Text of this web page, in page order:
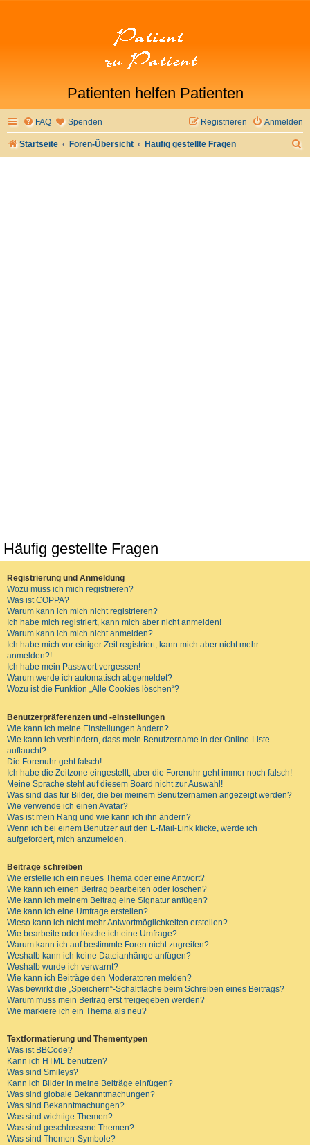
Patienten helfen Patienten
FAQ Spenden Anmelden
Registrieren
Startseite Foren-Übersicht Häufig gestellte Fragen
Häufig gestellte Fragen
Registrierung und Anmeldung
Wozu muss ich mich registrieren?
Was ist COPPA?
Warum kann ich mich nicht registrieren?
Ich habe mich registriert, kann mich aber nicht anmelden!
Warum kann ich mich nicht anmelden?
Ich habe mich vor einiger Zeit registriert, kann mich aber nicht mehr
anmelden?!
Ich habe mein Passwort vergessen!
Warum werde ich automatisch abgemeldet?
Wozu ist die Funktion „Alle Cookies löschen“?
Benutzerpräferenzen und -einstellungen
Wie kann ich meine Einstellungen ändern?
Wie kann ich verhindern, dass mein Benutzername in der Online-Liste
auftaucht?
Die Forenuhr geht falsch!
Ich habe die Zeitzone eingestellt, aber die Forenuhr geht immer noch falsch!
Meine Sprache steht auf diesem Board nicht zur Auswahl!
Was sind das für Bilder, die bei meinem Benutzernamen angezeigt werden?
Wie verwende ich einen Avatar?
Was ist mein Rang und wie kann ich ihn ändern?
Wenn ich bei einem Benutzer auf den E-Mail-Link klicke, werde ich
aufgefordert, mich anzumelden.
Beiträge schreiben
Wie erstelle ich ein neues Thema oder eine Antwort?
Wie kann ich einen Beitrag bearbeiten oder löschen?
Wie kann ich meinem Beitrag eine Signatur anfügen?
Wie kann ich eine Umfrage erstellen?
Wieso kann ich nicht mehr Antwortmöglichkeiten erstellen?
Wie bearbeite oder lösche ich eine Umfrage?
Warum kann ich auf bestimmte Foren nicht zugreifen?
Weshalb kann ich keine Dateianhänge anfügen?
Weshalb wurde ich verwarnt?
Wie kann ich Beiträge den Moderatoren melden?
Was bewirkt die „Speichern“-Schaltfläche beim Schreiben eines Beitrags?
Warum muss mein Beitrag erst freigegeben werden?
Wie markiere ich ein Thema als neu?
Textformatierung und Thementypen
Was ist BBCode?
Kann ich HTML benutzen?
Was sind Smileys?
Kann ich Bilder in meine Beiträge einfügen?
Was sind globale Bekanntmachungen?
Was sind Bekanntmachungen?
Was sind wichtige Themen?
Was sind geschlossene Themen?
Was sind Themen-Symbole?